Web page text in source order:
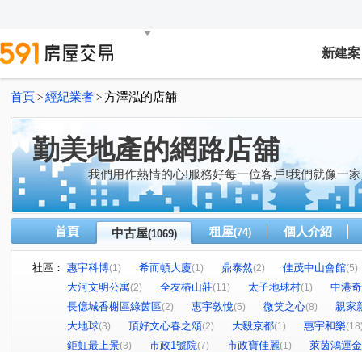
新建案
首頁 > 經紀業者 > 方澤泓的店舖
勤美地產的網路店舖
我們用作熱情的心!服務好每一位客戶!我們就像一
首頁 中古屋(1069) 租屋(74) 個人介紹
社區： 惠宇科博(1) 希而頓大廈(1) 鼎泰然(2) 佳茂中山會館(5)
大河文明公寓(2) 全友樁山莊(11) 太子地球村(1)
中港
長億城香榭區綠茵區(2) 惠宇敦悅(5) 微笑之心(8)
親家
大地球(3) 頂好文心春之頌(2) 大毅京都(1) 惠宇和樂
鉅虹最上景(3) 市政1號院(7) 市政寶佳麗(1)
萊茵鴻運金